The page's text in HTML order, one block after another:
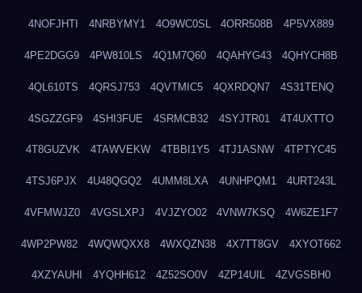
4NOFJHTI 4NRBYMY1 4O9WC0SL 4ORR508B 4P5VX889
4PE2DGG9 4PW810LS 4Q1M7Q60 4QAHYG43 4QHYCH8B
4QL610TS 4QRSJ753 4QVTMIC5 4QXRDQN7 4S31TENQ
4SGZZGF9 4SHI3FUE 4SRMCB32 4SYJTR01 4T4UXTTO
4T8GUZVK 4TAWVEKW 4TBBI1Y5 4TJ1ASNW 4TPTYC45
4TSJ6PJX 4U48QGQ2 4UMM8LXA 4UNHPQM1 4URT243L
4VFMWJZ0 4VGSLXPJ 4VJZYO02 4VNW7KSQ 4W6ZE1F7
4WP2PW82 4WQWQXX8 4WXQZN38 4X7TT8GV 4XYOT662
4XZYAUHI 4YQHH612 4Z52SO0V 4ZP14UIL 4ZVGSBH0